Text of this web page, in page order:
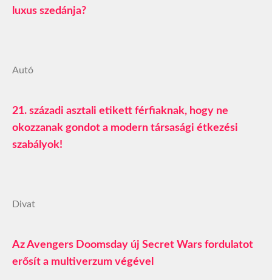
luxus szedánja?
Autó
21. századi asztali etikett férfiaknak, hogy ne
okozzanak gondot a modern társasági étkezési
szabályok!
Divat
Az Avengers Doomsday új Secret Wars fordulatot
erősít a multiverzum végével